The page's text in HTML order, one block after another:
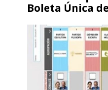
Boleta Única